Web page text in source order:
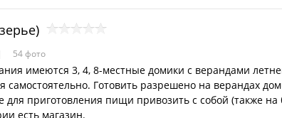
54 фото
имеются 3, 4, 8-местные домики с верандами
самостоятельно. Готовить разрешено на верандах
для приготовления пищи привозить с собой (также на
есть магазин.